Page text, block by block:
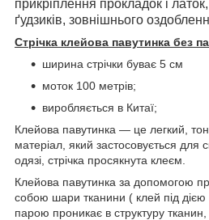
прикріплення прокладок і
ґудзиків, зовнішнього
Стрічка клейова павутинка без
ширина стрічки буває 5 см
моток 100 метрів;
виробляється в Китаї;
Клейова павутинка — це легкий,
матеріал, який застосовується для
одязі, стрічка просякнута клеєм.
Клейова павутинка за допомогою
собою шари тканини ( клей під дією
парою проникає в структуру